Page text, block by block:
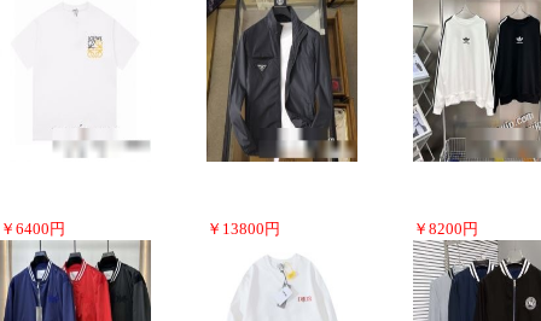
￥ 6400 円 ￥ 13800 円 ￥ 8200 円